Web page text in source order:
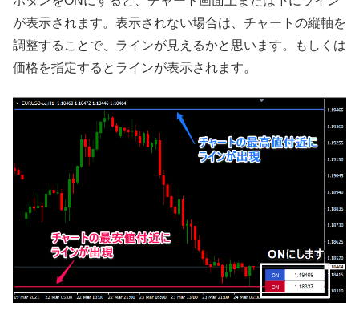
が表示されます。表示されない場合は、チャートの縦軸を
調整することで、ラインが見えるかと思います。もしくは
価格を指定するとラインが表示されます。